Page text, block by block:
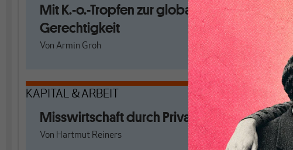
Mit K.-o.-Tropfen zur globalen
Gerechtigkeit
Von Armin Groh
KAPITAL & ARBEIT
Misswirtschaft durch Privatisierung
Von Hartmut Reiners